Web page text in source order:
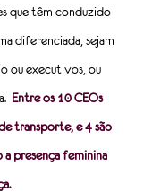
que têm conduzido
diferenciada, sejam
ou executivos, ou
Entre os 10 CEOs
transporte, e 4 são
presença feminina